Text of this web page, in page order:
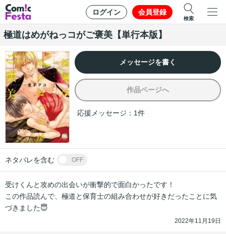
ログイン 会員登録
検索
極道はめがねっコがご褒美【単行本版】
メッセージを書く
作品ページへ
応援メッセージ： 1件
ネタバレを含む OFF
受けくんと攻めの出会いが衝撃的で面白かったです！
この作品読んで、極道と保育士の組み合わせが好きだったことに気
づきました😇
2022年11月19日